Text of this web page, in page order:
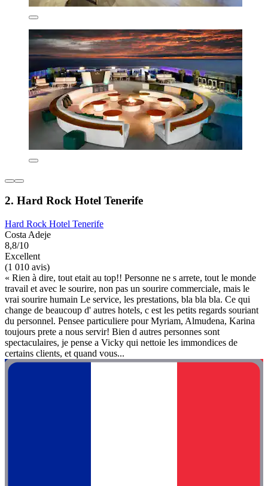
2. Hard Rock Hotel Tenerife
Hard Rock Hotel Tenerife
Costa Adeje
8,8/10
Excellent
(1 010 avis)
« Rien à dire, tout etait au top!! Personne ne s arrete, tout le monde
travail et avec le sourire, non pas un sourire commerciale, mais le
vrai sourire humain Le service, les prestations, bla bla bla. Ce qui
change de beaucoup d' autres hotels, c est les petits regards souriant
du personnel. Pensee particuliere pour Myriam, Almudena, Karina
toujours prete a nous servir! Bien d autres personnes sont
spectaculaires, je pense a Vicky qui nettoie les immondices de
certains clients, et quand vous...